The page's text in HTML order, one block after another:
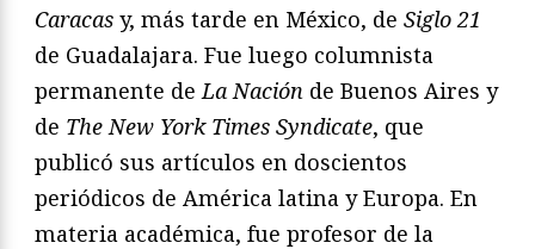
Caracas y, más tarde en México, de Siglo 21
de Guadalajara. Fue luego columnista
permanente deLa Nación de Buenos Aires y
de The New York Times Syndicate, que
publicó sus artículos en doscientos
periódicos de América latina y Europa. En
materia académica, fue profesor de la